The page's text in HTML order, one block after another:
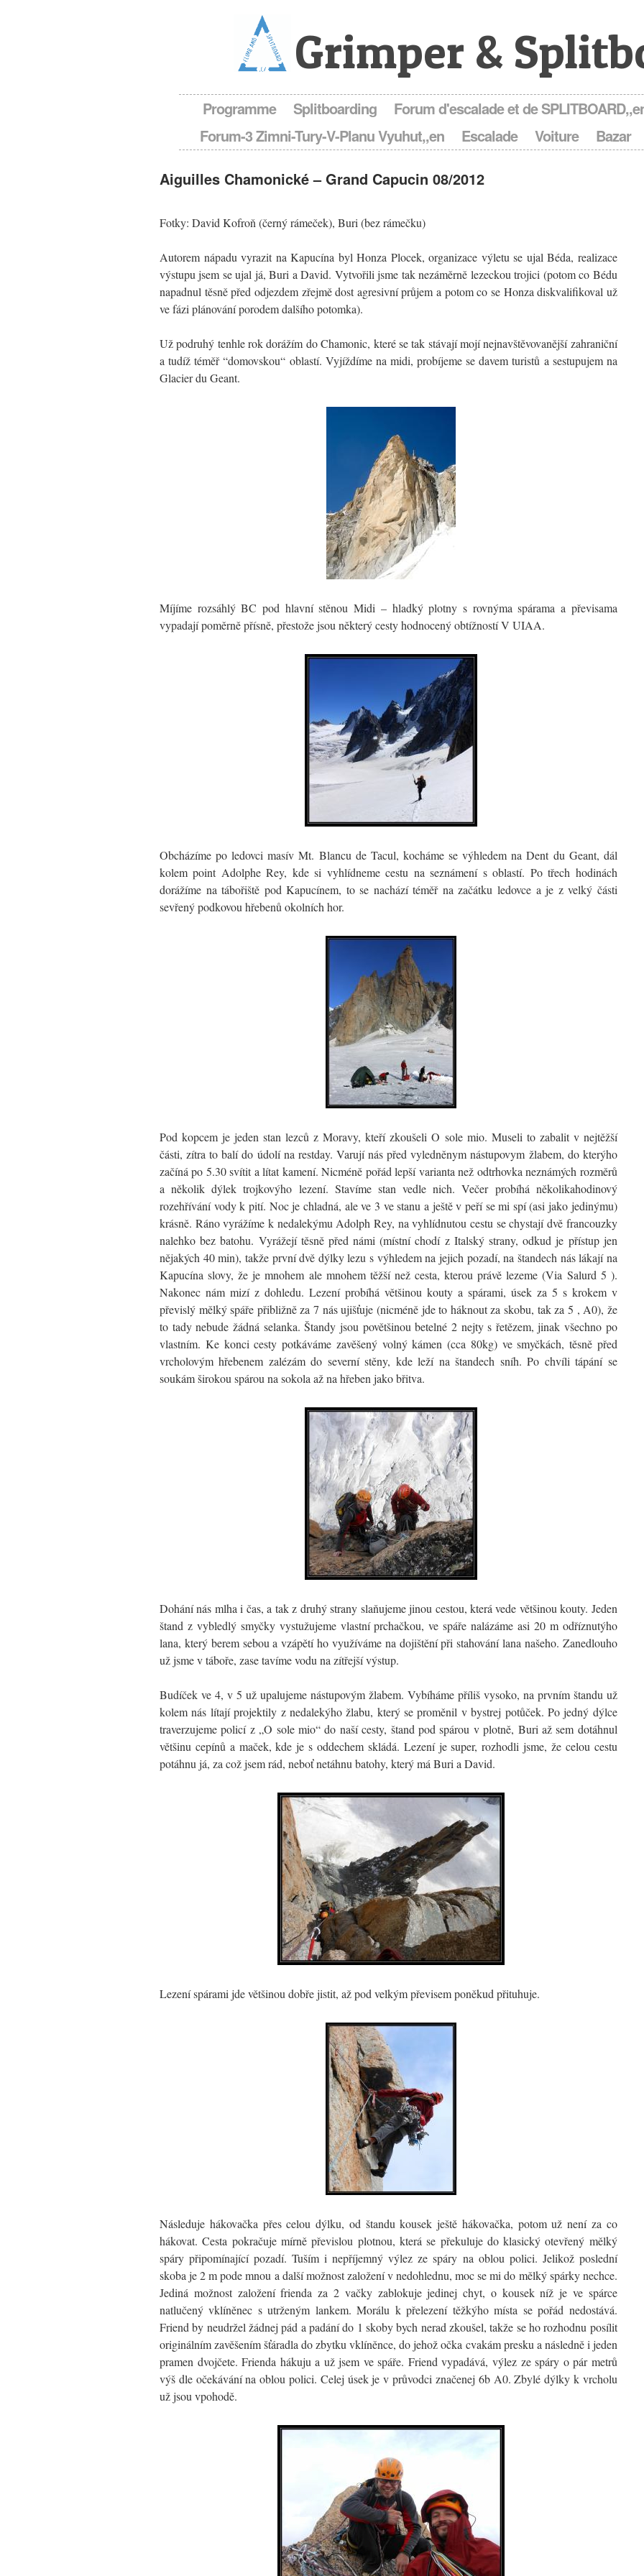
Grimper &
Programme Splitboarding
Forum d'escalade et de
Forum-3 Zimni-Tury-V-Planu Vyuhut,,en
Escalade Voiture Bazar
Aiguilles Chamonické – Grand Capucin 08/2012
Fotky: David Kofroň (černý rámeček), Buri (bez rámečku)
Autorem nápadu vyrazit na Kapucína byl Honza Plocek, organizace výletu se ujal Béda, realizace
výstupu jsem se ujal já, Buri a David. Vytvořili jsme tak nezáměrně lezeckou trojici (potom co Bédu
napadnul těsně před odjezdem zřejmě dost agresivní průjem a potom co se Honza diskvalifikoval už
ve fázi plánování porodem dalšího potomka).
Už podruhý tenhle rok dorážím do Chamonic, které se tak stávají mojí nejnavštěvovanější zahraniční
a tudíž téměř “domovskou“ oblastí. Vyjíždíme na midi, probíjeme se davem turistů a sestupujem na
Glacier du Geant.
Míjíme rozsáhlý BC pod hlavní stěnou Midi – hladký plotny s rovnýma spárama a převisama
vypadají poměrně přísně, přestože jsou některý cesty hodnocený obtížností V UIAA.
Obcházíme po ledovci masív Mt. Blancu de Tacul, kocháme se výhledem na Dent du Geant, dál
kolem point Adolphe Rey, kde si vyhlídneme cestu na seznámení s oblastí. Po třech hodinách
dorážíme na tábořiště pod Kapucínem, to se nachází téměř na začátku ledovce a je z velký části
sevřený podkovou hřebenů okolních hor.
Pod kopcem je jeden stan lezců z Moravy, kteří zkoušeli O sole mio. Museli to zabalit v nejtěžší
části, zítra to balí do údolí na restday. Varují nás před vyledněnym nástupovym žlabem, do kterýho
začíná po 5.30 svítit a lítat kamení. Nicméně pořád lepší varianta než odtrhovka neznámých rozměrů
a několik dýlek trojkovýho lezení. Stavíme stan vedle nich. Večer probíhá několikahodinový
rozehřívání vody k pití. Noc je chladná, ale ve 3 ve stanu a ještě v peří se mi spí (asi jako jedinýmu)
krásně. Ráno vyrážíme k nedalekýmu Adolph Rey, na vyhlídnutou cestu se chystají dvě francouzky
nalehko bez batohu. Vyrážejí těsně před námi (místní chodí z Italský strany, odkud je přístup jen
nějakých 40 min), takže první dvě dýlky lezu s výhledem na jejich pozadí, na štandech nás lákají na
Kapucína slovy, že je mnohem ale mnohem těžší než cesta, kterou právě lezeme (Via Salurd 5 ).
Nakonec nám mizí z dohledu. Lezení probíhá většinou kouty a spárami, úsek za 5 s krokem v
převislý mělký spáře přibližně za 7 nás ujišťuje (nicméně jde to háknout za skobu, tak za 5 , A0), že
to tady nebude žádná selanka. Štandy jsou povětšinou betelné 2 nejty s řetězem, jinak všechno po
vlastním. Ke konci cesty potkáváme zavěšený volný kámen (cca 80kg) ve smyčkách, těsně před
vrcholovým hřebenem zalézám do severní stěny, kde leží na štandech sníh. Po chvíli tápání se
soukám širokou spárou na sokola až na hřeben jako břitva.
Dohání nás mlha i čas, a tak z druhý strany slaňujeme jinou cestou, která vede většinou kouty. Jeden
štand z vybledlý smyčky vystužujeme vlastní prchačkou, ve spáře nalázáme asi 20 m odříznutýho
lana, který berem sebou a vzápětí ho využíváme na dojištění při stahování lana našeho. Zanedlouho
už jsme v táboře, zase tavíme vodu na zítřejší výstup.
Budíček ve 4, v 5 už upalujeme nástupovým žlabem. Vybíháme příliš vysoko, na prvním štandu už
kolem nás lítají projektily z nedalekýho žlabu, který se proměnil v bystrej potůček. Po jedný dýlce
traverzujeme policí z „O sole mio“ do naší cesty, štand pod spárou v plotně, Buri až sem dotáhnul
většinu cepínů a maček, kde je s oddechem skládá. Lezení je super, rozhodli jsme, že celou cestu
potáhnu já, za což jsem rád, neboť netáhnu batohy, který má Buri a David.
Lezení spárami jde většinou dobře jistit, až pod velkým převisem poněkud přituhuje.
Následuje hákovačka přes celou dýlku, od štandu kousek ještě hákovačka, potom už není za co
hákovat. Cesta pokračuje mírně převislou plotnou, která se překuluje do klasický otevřený mělký
spáry připomínající pozadí. Tuším i nepříjemný výlez ze spáry na oblou polici. Jelikož poslední
skoba je 2 m pode mnou a další možnost založení v nedohlednu, moc se mi do mělký spárky nechce.
Jediná možnost založení frienda za 2 vačky zablokuje jedinej chyt, o kousek níž je ve spárce
natlučený vklíněnec s utrženým lankem. Morálu k přelezení těžkýho místa se pořád nedostává.
Friend by neudržel žádnej pád a padání do 1 skoby bych nerad zkoušel, takže se ho rozhodnu posílit
originálním zavěšením šťáradla do zbytku vklíněnce, do jehož očka cvakám presku a následně i jeden
pramen dvojčete. Frienda hákuju a už jsem ve spáře. Friend vypadává, výlez ze spáry o pár metrů
výš dle očekávání na oblou polici. Celej úsek je v průvodci značenej 6b A0. Zbylé dýlky k vrcholu
už jsou vpohodě.